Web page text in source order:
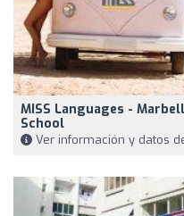
MISS Languages -
School
Ver información y datos